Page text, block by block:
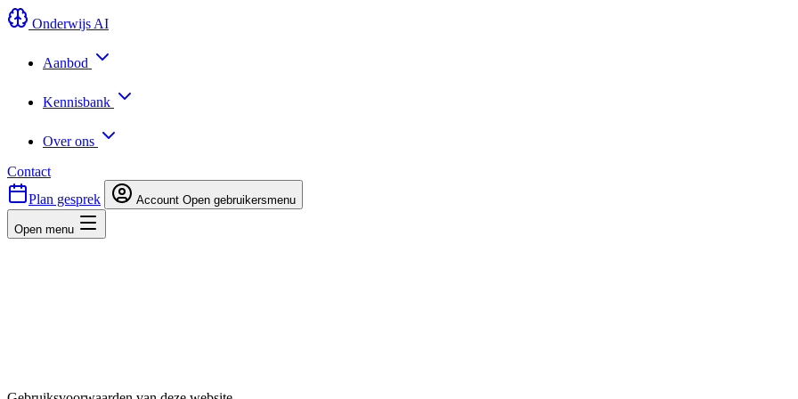
Onderwijs AI
Aanbod
Kennisbank
Over ons
Contact
Plan gesprek
Account Open gebruikersmenu
Open menu